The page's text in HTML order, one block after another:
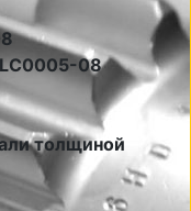
08
толщиной